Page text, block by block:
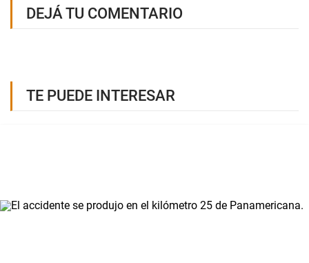
DEJÁ TU COMENTARIO
TE PUEDE INTERESAR